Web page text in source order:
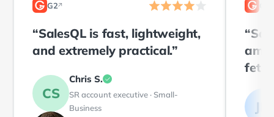
2 G2↗
“SalesQL is fast, lightweight,
and extremely practical.”
CS
Chris S.
SR account executive · Small-
Business
2
JM